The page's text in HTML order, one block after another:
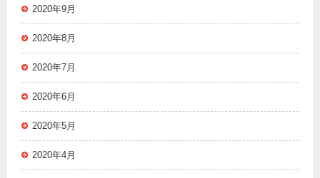
2020年9月
2020年8月
2020年7月
2020年6月
2020年5月
2020年4月